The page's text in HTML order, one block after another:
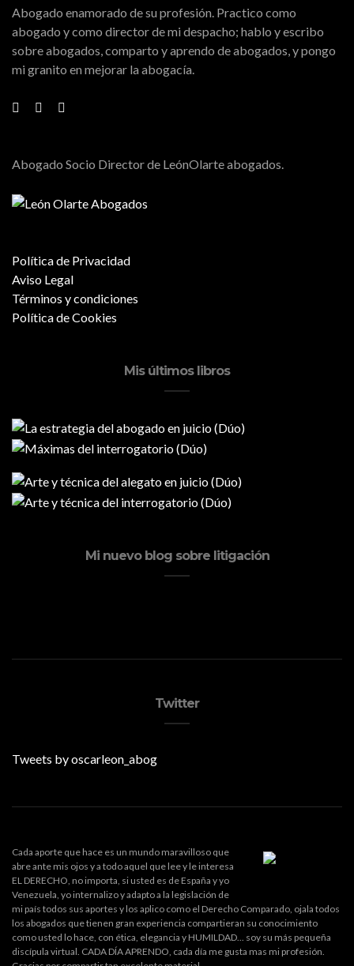
Abogado enamorado de su profesión. Practico como
abogado y como director de mi despacho; hablo y escribo
sobre abogados, comparto y aprendo de abogados, y pongo
mi granito en mejorar la abogacía.
Abogado Socio Director de LeónOlarte abogados.
Política de Privacidad
Aviso Legal
Términos y condiciones
Política de Cookies
Mis últimos libros
Mi nuevo blog sobre litigación
Twitter
Tweets by oscarleon_abog
Cada aporte que hace es un mundo maravilloso que
abre ante mis ojos y a todo aquel que lee y le interesa
EL DERECHO, no importa, si usted es de España y yo
Venezuela, yo internalizo y adapto a la legislación de
mi país todos sus aportes y los aplico como el Derecho Comparado, ojala todos
los abogados que tienen gran experiencia compartieran su conocimiento
como usted lo hace, con ética, elegancia y HUMILDAD... soy su más pequeña
discípula virtual. CADA DÍA APRENDO, cada día me gusta mas mi profesión.